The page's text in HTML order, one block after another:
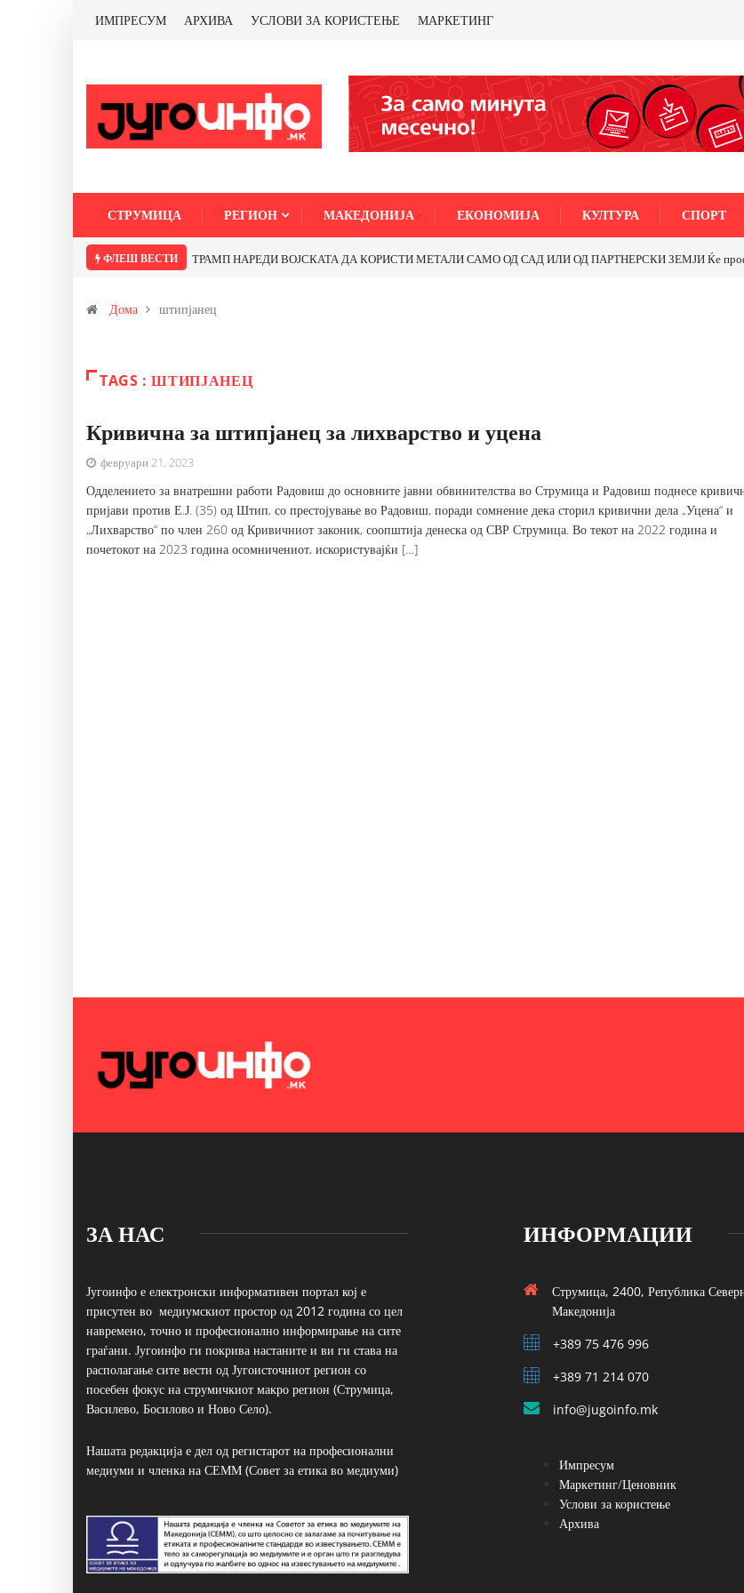
ИМПРЕСУМ АРХИВА УСЛОВИ ЗА КОРИСТЕЊЕ МАРКЕТИНГ
СТРУМИЦА РЕГИОН МАКЕДОНИЈА ЕКОНОМИЈА КУЛТУРА СПОРТ
ФЛЕШ ВЕСТИ ТРАМП НАРЕДИ ВОЈСКАТА ДА КОРИСТИ МЕТАЛИ САМО ОД САД ИЛИ ОД ПАРТНЕРСКИ ЗЕМЈИ Ќе
Дома штипјанец
TAGS : ШТИПЈАНЕЦ
Кривична за штипјанец за лихварство и уцена
февруари 21, 2023
Одделението за внатрешни работи Радовиш до основните јавни обвинителства во Струмица и Радовиш поднесе
пријави против Е.Ј. (35) од Штип, со престојување во Радовиш, поради сомнение дека сторил кривични дела „Уцена“ и
„Лихварство“ по член 260 од Кривичниот законик, соопштија денеска од СВР Струмица. Во текот на 2022 година и
почетокот на 2023 година осомничениот, искористувајќи […]
ЗА НАС
Југоинфо е електронски информативен портал кој е
присутен во медиумскиот простор од 2012 година со цел
навремено, точно и професионално информирање на сите
граѓани. Југоинфо ги покрива настаните и ви ги става на
располагање сите вести од Југоисточниот регион со
посебен фокус на струмичкиот макро регион (Струмица,
Василево, Босилово и Ново Село).
Нашата редакција е дел од регистарот на професионални
медиуми и членка на СЕММ (Совет за етика во медиуми)
ИНФОРМАЦИИ
Струмица, 2400, Република
Македонија
+389 75 476 996
+389 71 214 070
info@jugoinfo.mk
Импресум
Маркетинг/Ценовник
Услови за користење
Архива